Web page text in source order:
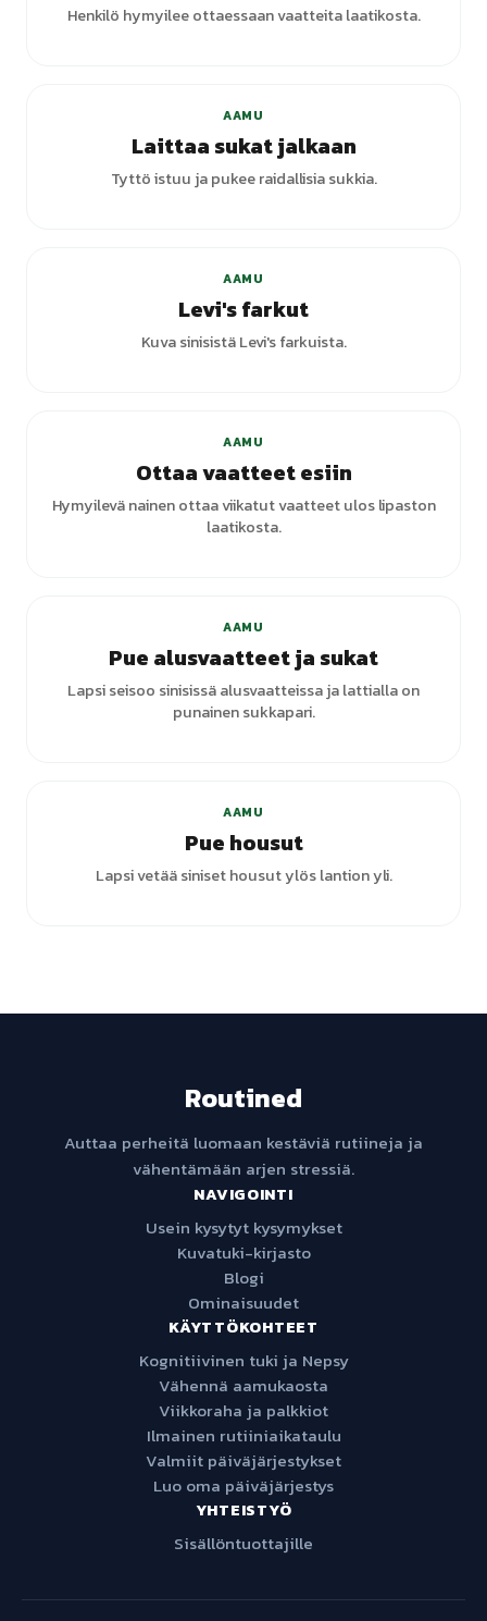
Henkilö hymyilee ottaessaan vaatteita laatikosta.
AAMU
Laittaa sukat jalkaan
Tyttö istuu ja pukee raidallisia sukkia.
AAMU
Levi's farkut
Kuva sinisistä Levi's farkuista.
AAMU
Ottaa vaatteet esiin
Hymyilevä nainen ottaa viikatut vaatteet ulos lipaston
laatikosta.
AAMU
Pue alusvaatteet ja sukat
Lapsi seisoo sinisissä alusvaatteissa ja lattialla on
punainen sukkapari.
AAMU
Pue housut
Lapsi vetää siniset housut ylös lantion yli.
Routined
Auttaa perheitä luomaan kestäviä rutiineja ja
vähentämään arjen stressiä.
NAVIGOINTI
Usein kysytyt kysymykset
Kuvatuki-kirjasto
Blogi
Ominaisuudet
KÄYTTÖKOHTEET
Kognitiivinen tuki ja Nepsy
Vähennä aamukaosta
Viikkoraha ja palkkiot
Ilmainen rutiiniaikataulu
Valmiit päiväjärjestykset
Luo oma päiväjärjestys
YHTEISTYÖ
Sisällöntuottajille